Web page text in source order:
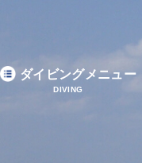
ダイビングメニュー
DIVING